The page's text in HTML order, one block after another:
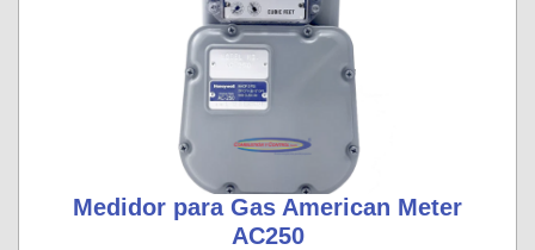
Medidor para Gas American Meter
AC250